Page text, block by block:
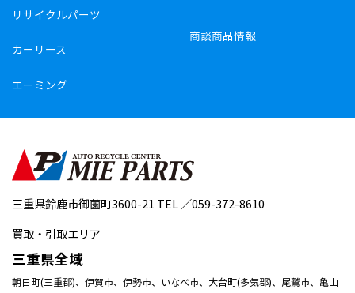
リサイクルパーツ
カーリース
エーミング
商談商品情報
三重県鈴鹿市御薗町3600-21 TEL ／059-372-8610
買取・引取エリア
三重県全域
朝日町(三重郡)、伊賀市、伊勢市、いなべ市、大台町(多気郡)、尾鷲市、亀山